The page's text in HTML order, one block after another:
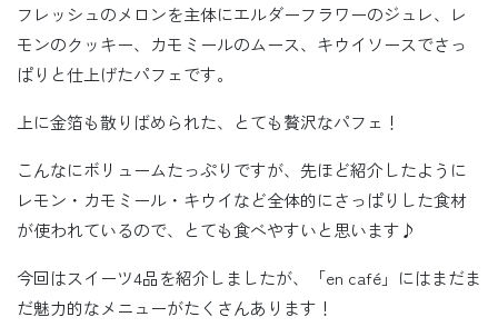
フレッシュのメロンを主体にエルダーフラワーのジュレ、レ
モンのクッキー、カモミールのムース、キウイソースでさっ
ぱりと仕上げたパフェです。
上に金箔も散りばめられた、とても贅沢なパフェ！
こんなにボリュームたっぷりですが、先ほど紹介したように
レモン・カモミール・キウイなど全体的にさっぱりした食材
が使われているので、とても食べやすいと思います♪
今回はスイーツ4品を紹介しましたが、「en café」にはまだま
だ魅力的なメニューがたくさんあります！